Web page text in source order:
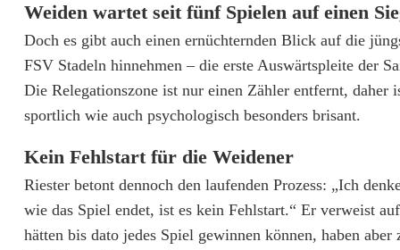
d
:
S
V
g
g
Weiden wartet seit fünf Spielen auf einen
Doch es gibt auch einen ernüchternden Blick auf die
FSV Stadeln hinnehmen – die erste Auswärtspleite der
Die Relegationszone ist nur einen Zähler entfernt,
sportlich wie auch psychologisch besonders brisant.
Kein Fehlstart für die Weidener
Riester betont dennoch den laufenden Prozess: „Ich
wie das Spiel endet, ist es kein Fehlstart.“ Er verweist
hätten bis dato jedes Spiel gewinnen können, haben